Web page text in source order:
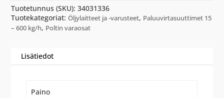
Tuotetunnus (SKU):34031336
Tuotekategoriat:Öljylaitteet ja -varusteet, Paluuvirtasuuttimet 15
– 600 kg/h, Poltin varaosat
Lisätiedot
Paino